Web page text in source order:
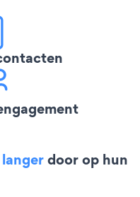
door op hun